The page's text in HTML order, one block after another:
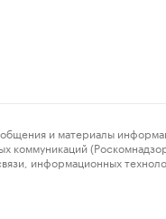
и материалы
коммуникаций
информационных